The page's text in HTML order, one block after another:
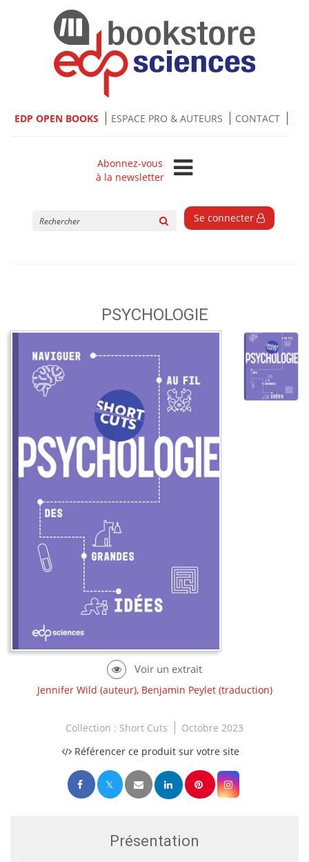
EDP OPEN BOOKS ESPACE PRO & AUTEURS CONTACT
Abonnez-vous
à la newsletter
Se connecter
PSYCHOLOGIE
Jennifer Wild (auteur), Benjamin Peylet(traduction)
Collection : Short Cuts
Octobre 2023
Référencer ce produit sur votre site
Présentation